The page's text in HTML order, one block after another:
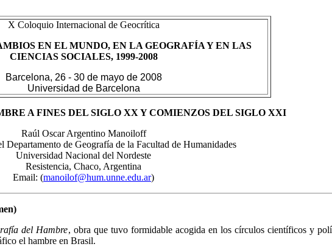
X Coloquio Internacional de Geocrítica
EN EL MUNDO, EN LA GEOGRAFÍA Y EN LAS
CIENCIAS SOCIALES, 1999-2008
Barcelona, 26 - 30 de mayo de 2008
Universidad de Barcelona
A FINES DEL SIGLO XX Y COMIENZOS DEL SIGLO XXI
Raúl Oscar Argentino Manoiloff
Departamento de Geografía de la Facultad de Humanidades
Universidad Nacional del Nordeste
Resistencia, Chaco, Argentina
Email: (manoilof@hum.unne.edu.ar)
del Hambre, obra que tuvo formidable acogida en los círculos científicos y
el hambre en Brasil.